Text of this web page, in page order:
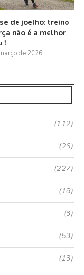
de joelho: treino
não é a melhor
!
de 2026
(112)
(26)
(227)
(18)
(3)
(53)
(13)